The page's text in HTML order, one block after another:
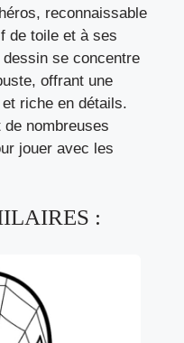
reconnaissable
de toile et à ses
se concentre
offrant une
riche en détails.
nombreuses
jouer avec les
: